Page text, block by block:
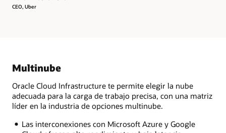
CEO, Uber
Multinube
Oracle Cloud Infrastructure te permite elegir la nube
adecuada para la carga de trabajo precisa, con una matriz
líder en la industria de opciones multinube.
Las interconexiones con Microsoft Azure y Google